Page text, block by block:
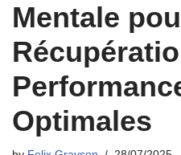
Mentale
Optimales